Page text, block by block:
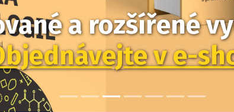
a rozšířené
v e-